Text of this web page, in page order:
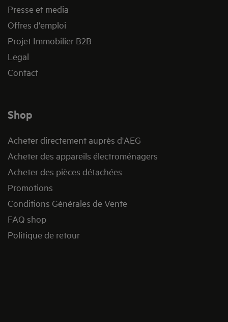
Presse et media
Offres d'emploi
Projet Immobilier B2B
Legal
Contact
Shop
Acheter directement auprès d'AEG
Acheter des appareils électroménagers
Acheter des pièces détachées
Promotions
Conditions Générales de Vente
FAQ shop
Politique de retour